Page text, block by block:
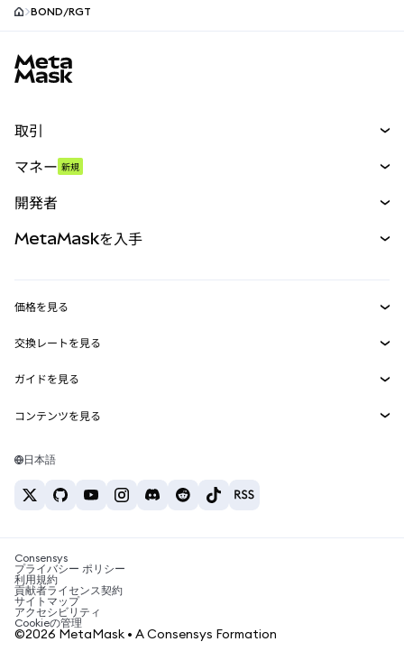
BOND/RGT
取引
パーペチュアル
RWA
マネー 新規
開発者
MetaMask Connect
Snaps
Web3サービス
MetaMaskを入手
セキュリティ
サポート
キャリア
お問い合わせ
価格を見る
イーサリアムの価格
Solanaの価格
Tetherの価格
交換レートを見る
ETH→USD
USDT→INR
BTC→INR
ETH→USDT
ガイドを見る
ETHの購入
USDTの購入
SHIBの購入
BNBの購入
コンテンツを見る
Solanaウォレット
税制関連ニュース
暗号資産の購入方法は？
ビットコインを売るには？
日本語
Consensys
プライバシー ポリシー
利用規約
貢献者ライセンス契約
サイトマップ
アクセシビリティ
Cookieの管理
©2026 MetaMask • A Consensys Formation